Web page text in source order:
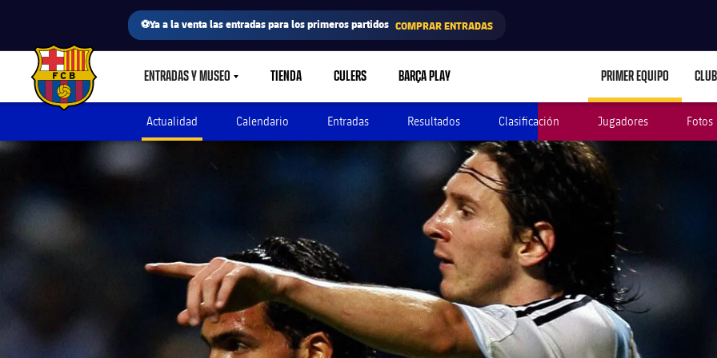
⚽Ya a la venta las entradas para los primeros partidos COMPRAR ENTRADAS
FC Barcelona club badge ENTRADAS Y MUSEOLABEL.SHARE.CARETDOWN
TIENDA CULERS BARÇA PLAY PRIMER EQUIPO CLUB
Actualidad Calendario Entradas Resultados Clasificación Jugadores Fotos